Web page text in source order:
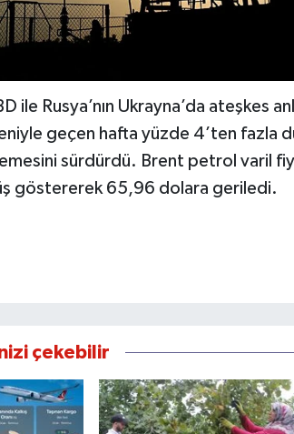
ile Rusya’nın Ukrayna’da ateşkes
geçen hafta yüzde 4’ten fazla
sürdürdü. Brent petrol varil
göstererek 65,96 dolara geriledi.
çekebilir